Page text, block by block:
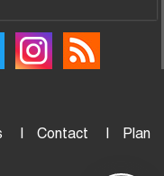
Contact
Plan